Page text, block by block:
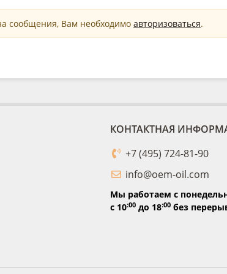
сообщения, Вам необходимо авторизоваться.
КОНТАКТНАЯ
+7 (495) 724-81-90
info@oem-oil.com
Мы работаем с
с 10:00до 18:00без